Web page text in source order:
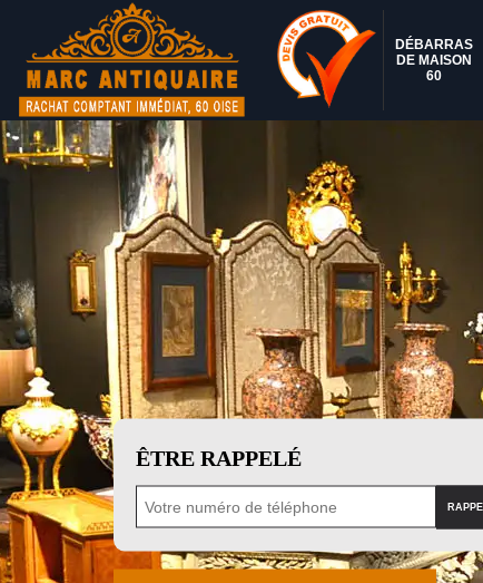
DÉBARRAS
DE MAISON
60
ÊTRE RAPPELÉ